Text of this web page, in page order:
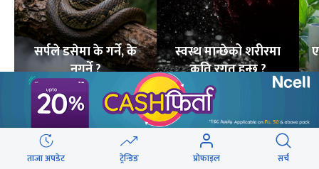
सर्पले डसेमा के गर्ने, के
नगर्ने ?
6STORIES
स्वस्थ मान्छेको शरीरमा
कति रगत हुन्छ ?
7
लोकप्रिय
ताजा अपडेट ट्रेन्डिङ प्रोफाइल सर्च